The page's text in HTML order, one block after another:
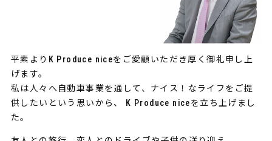
平素よりK Produce niceをご愛顧いただき厚く御礼申し上
げます。
私は人々へ自動車事業を通して、ナイス！なライフをご提
供したいという思いから、 K Produce niceを立ち上げまし
た。